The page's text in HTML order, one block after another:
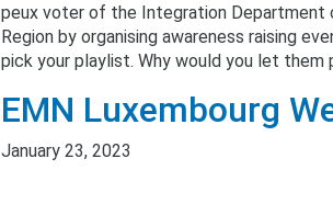
peux voter of the Integration Department
Region by organising awareness raising
pick your playlist. Why would you let them
EMN Luxembourg
January 23, 2023